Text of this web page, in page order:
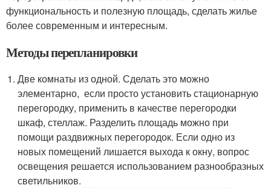
функциональность и полезную площадь, сделать жилье
более современным и интересным.
Методы перепланировки
Две комнаты из одной. Сделать это можно
элементарно, если просто установить стационарную
перегородку, применить в качестве перегородки
шкаф, стеллаж. Разделить площадь можно при
помощи раздвижных перегородок. Если одно из
новых помещений лишается выхода к окну, вопрос
освещения решается использованием разнообразных
светильников.